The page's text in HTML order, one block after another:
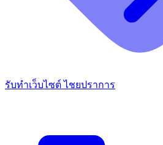
รับทำเว็บไซต์ ไชยปราการ